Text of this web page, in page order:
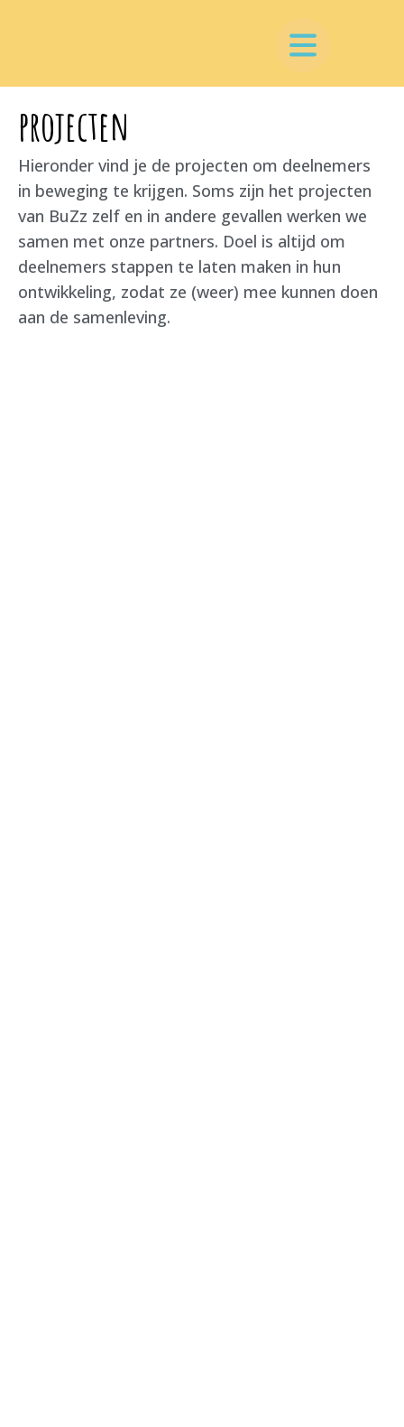
projecten
Hieronder vind je de projecten om deelnemers
in beweging te krijgen. Soms zijn het projecten
van BuZz zelf en in andere gevallen werken we
samen met onze partners. Doel is altijd om
deelnemers stappen te laten maken in hun
ontwikkeling, zodat ze (weer) mee kunnen doen
aan de samenleving.